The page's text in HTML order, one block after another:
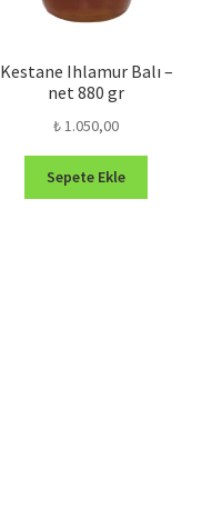
Kestane Ihlamur Balı –
net 880 gr
₺1.050,00
Sepete Ekle